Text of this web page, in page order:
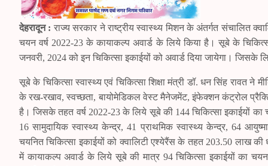
देहरादून : राज्य सरकार ने राष्ट्रीय स्वास्थ्य मिशन के अंतर्गत संचालित
चयन वर्ष 2022-23 के कायाकल्प अवार्ड के लिये किया है। सूबे के चिकित्सा
जनवरी, 2024 को इन चिकित्सा इकाईयों को अवार्ड दिया जायेगा। जिसके
सूबे के चिकित्सा स्वास्थ्य एवं चिकित्सा शिक्षा मंत्री डॉ. धन सिंह रावत ने
के रख-रखाव, स्वच्छता, बायोमेडिकल वेस्ट मैनेजमेंट, इंफेक्शन कंट्रोल
है। जिसके तहत वर्ष 2022-23 के लिये सूबे की 144 चिकित्सा इकाईयों का
16 सामुदायिक स्वास्थ्य केन्द्र, 41 प्राथमिक स्वास्थ्य केन्द्र, 64
चयनित चिकित्सा इकाईयों को क्वालिटी एश्येरैंस के तहत 203.50 लाख की
में कायाकल्प अवार्ड के लिये सूबे की मात्र 94 चिकित्सा इकाईयों का